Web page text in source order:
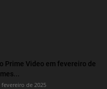
Prime Video em fevereiro de
de 2025